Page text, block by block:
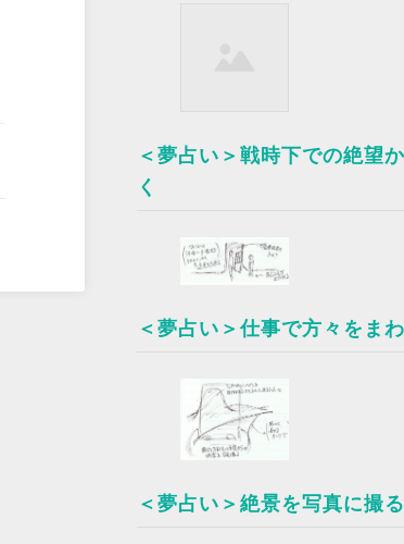
＜夢占い＞戦時下での絶望
く
＜夢占い＞仕事で方々をま
＜夢占い＞絶景を写真に撮る